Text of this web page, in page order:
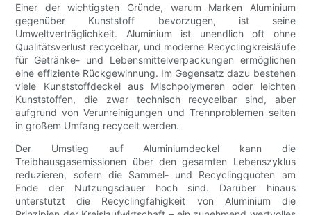
Einer der wichtigsten Gründe, warum Marken Aluminium
gegenüber Kunststoff bevorzugen, ist seine
Umweltverträglichkeit. Aluminium ist unendlich oft ohne
Qualitätsverlust recycelbar, und moderne Recyclingkreisläufe
für Getränke- und Lebensmittelverpackungen ermöglichen
eine effiziente Rückgewinnung. Im Gegensatz dazu bestehen
viele Kunststoffdeckel aus Mischpolymeren oder leichten
Kunststoffen, die zwar technisch recycelbar sind, aber
aufgrund von Verunreinigungen und Trennproblemen selten
in großem Umfang recycelt werden.
Der Umstieg auf Aluminiumdeckel kann die
Treibhausgasemissionen über den gesamten Lebenszyklus
reduzieren, sofern die Sammel- und Recyclingquoten am
Ende der Nutzungsdauer hoch sind. Darüber hinaus
unterstützt die Recyclingfähigkeit von Aluminium die